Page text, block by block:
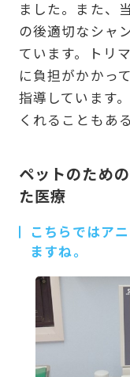
ました。また、
の後適切なシャ
ています。トリ
に負担がかかっ
指導しています
くれることもあ
ペットのため
た医療
こちらではア
ますね。